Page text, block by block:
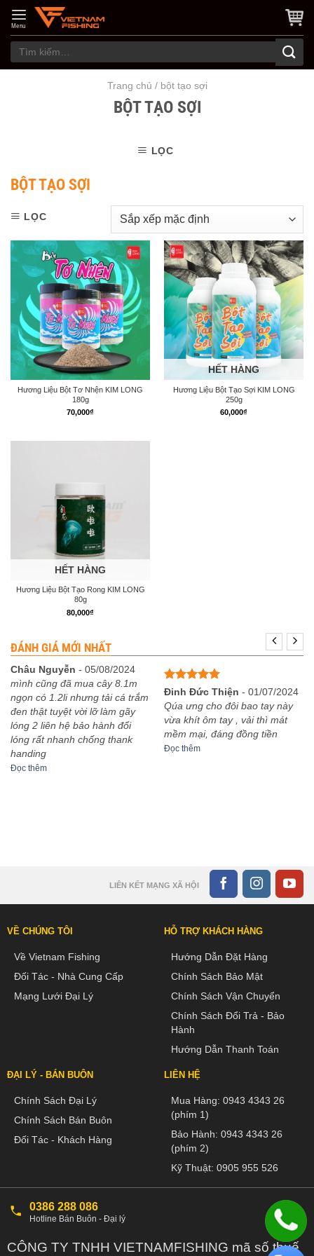
content
Menu
Tìm
kiếm:
Trang chủ / bột tạo sợi
BỘT TẠO SỢI
LỌC
BỘT TẠO SỢI
LỌC
Hương Liệu Bột Tơ Nhện KIM LONG
180g
70,000₫
HẾT HÀNG
Hương Liệu Bột Tạo Sợi KIM LONG
250g
60,000₫
HẾT HÀNG
Hương Liệu Bột Tạo Rong KIM LONG
80g
80,000₫
ĐÁNH GIÁ MỚI NHẤT
Châu Nguyễn - 05/08/2024
mình cũng đã mua cây 8.1m
ngọn có 1.2li nhưng tải cá trắm
đen thật tuyệt vời lỡ làm gãy
lóng 2 liên hệ bảo hành đổi
lóng rất nhanh chống thank
handing
Đọc thêm
Được xếp
hạng
sao
Đinh Đức Thiện - 01/07/2024
Qúa ưng cho đôi bao tay này
vừa khít ôm tay , vải thì mát
mềm mại, đáng đồng tiền
Đọc thêm
LIÊN KẾT MẠNG XÃ HỘI
VỀ CHÚNG TÔI
Về Vietnam Fishing
Đối Tác - Nhà Cung Cấp
Mạng Lưới Đại Lý
HỖ TRỢ KHÁCH HÀNG
Hướng Dẫn Đặt Hàng
Chính Sách Bảo Mật
Chính Sách Vận Chuyển
Chính Sách Đổi Trả - Bảo
Hành
Hướng Dẫn Thanh Toán
ĐẠI LÝ - BÁN BUÔN
Chính Sách Đại Lý
Chính Sách Bán Buôn
Đối Tác - Khách Hàng
LIÊN HỆ
Mua Hàng: 0943 4343 26
(phím 1)
Bảo Hành: 0943 4343 26
(phím 2)
Kỹ Thuật: 0905 955 526
0386 288 086
Hotline Bán Buôn - Đại lý
CÔNG TY TNHH VIETNAMFISHING mã số thuế